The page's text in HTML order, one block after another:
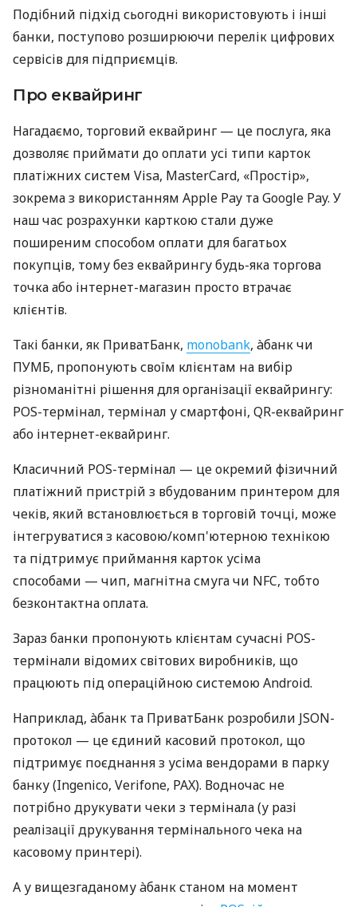
Подібний підхід сьогодні використовують і інші
банки, поступово розширюючи перелік цифрових
сервісів для підприємців.
Про еквайринг
Нагадаємо, торговий еквайринг — це послуга, яка
дозволяє приймати до оплати усі типи карток
платіжних систем Visa, MasterCard, «Простір»,
зокрема з використанням Apple Pay та Google Pay. У
наш час розрахунки карткою стали дуже
поширеним способом оплати для багатьох
покупців, тому без еквайрингу будь-яка торгова
точка або інтернет-магазин просто втрачає
клієнтів.
Такі банки, як ПриватБанк, monobank, àбанк чи
ПУМБ, пропонують своїм клієнтам на вибір
різноманітні рішення для організації еквайрингу:
POS-термінал, термінал у смартфоні, QR-еквайринг
або інтернет-еквайринг.
Класичний POS-термінал — це окремий фізичний
платіжний пристрій з вбудованим принтером для
чеків, який встановлюється в торговій точці, може
інтегруватися з касовою/комп'ютерною технікою
та підтримує приймання карток усіма
способами — чип, магнітна смуга чи NFC, тобто
безконтактна оплата.
Зараз банки пропонують клієнтам сучасні POS-
термінали відомих світових виробників, що
працюють під операційною системою Android.
Наприклад, àбанк та ПриватБанк розробили JSON-
протокол — це єдиний касовий протокол, що
підтримує поєднання з усіма вендорами в парку
банку (Ingenico, Verifone, PAX). Водночас не
потрібно друкувати чеки з термінала (у разі
реалізації друкування термінального чека на
касовому принтері).
А у вищезгаданому àбанк станом на момент